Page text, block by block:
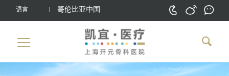
语言 哥伦比亚中国